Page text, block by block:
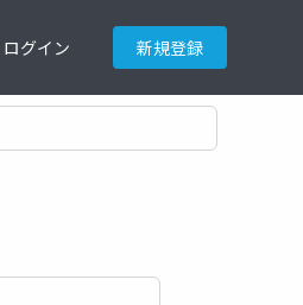
ログイン 新規登録